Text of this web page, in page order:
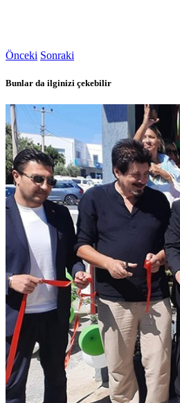
Önceki Sonraki
Bunlar da ilginizi çekebilir